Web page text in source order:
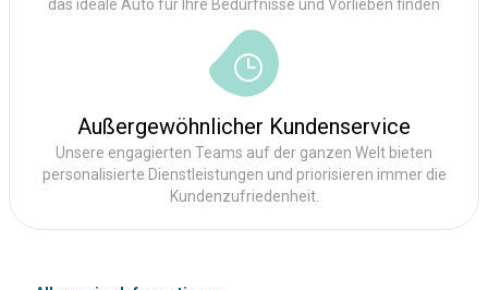
das ideale Auto für Ihre Bedürfnisse und Vorlieben finden
Außergewöhnlicher Kundenservice
Unsere engagierten Teams auf der ganzen Welt bieten
personalisierte Dienstleistungen und priorisieren immer die
Kundenzufriedenheit.